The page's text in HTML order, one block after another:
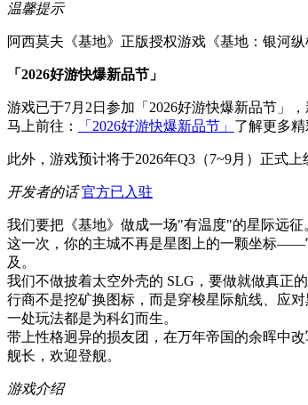
温馨提示
阿西莫夫《基地》正版授权游戏《基地：银河
「2026好游快爆新品节」
游戏已于7月2日参加「2026好游快爆新品节」
马上前往：
「2026好游快爆新品节」 了解更多精
此外，游戏预计将于2026年Q3（7~9月）正式
开发者的话 官方已入驻
我们要把《基地》做成一场"有温度"的星际远征
这一次，你的主城不再是星图上的一颗坐标——
及。
我们不做披着太空外壳的 SLG，要做就做真正
行商不是挖矿换图标，而是穿梭星际航线、应
一处玩法都是为科幻而生。
带上性格迥异的损友团，在万年帝国的余晖中
舰长，欢迎登舰。
游戏介绍